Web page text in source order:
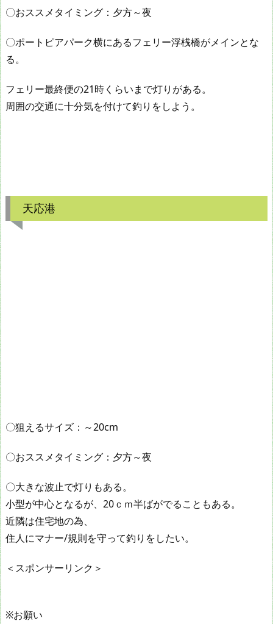
〇おススメタイミング：夕方～夜
〇ポートピアパーク横にあるフェリー浮桟橋がメインとな
る。
フェリー最終便の21時くらいまで灯りがある。
周囲の交通に十分気を付けて釣りをしよう。
天応港
〇狙えるサイズ：～20cm
〇おススメタイミング：夕方～夜
〇大きな波止で灯りもある。
小型が中心となるが、20ｃｍ半ばがでることもある。
近隣は住宅地の為、
住人にマナー/規則を守って釣りをしたい。
＜スポンサーリンク＞
※お願い